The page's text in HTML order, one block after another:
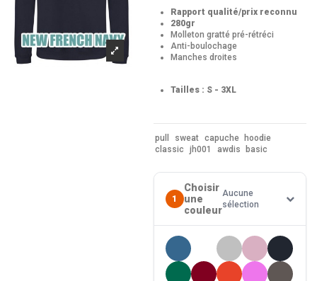
Rapport qualité/prix reconnu
280gr
Molleton gratté pré-rétréci
Anti-boulochage
Manches droites
Tailles : S - 3XL
pull sweat capuche
hoodie
classic
jh001 awdis basic
1
Choisir
une
couleur
Aucune
sélection